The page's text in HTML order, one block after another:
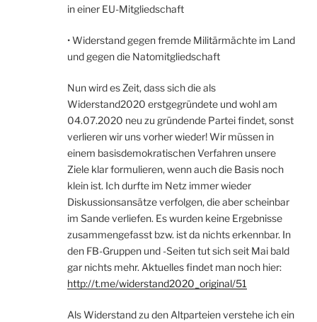
in einer EU-Mitgliedschaft
• Widerstand gegen fremde Militärmächte im Land
und gegen die Natomitgliedschaft
Nun wird es Zeit, dass sich die als
Widerstand2020 erstgegründete und wohl am
04.07.2020 neu zu gründende Partei findet, sonst
verlieren wir uns vorher wieder! Wir müssen in
einem basisdemokratischen Verfahren unsere
Ziele klar formulieren, wenn auch die Basis noch
klein ist. Ich durfte im Netz immer wieder
Diskussionsansätze verfolgen, die aber scheinbar
im Sande verliefen. Es wurden keine Ergebnisse
zusammengefasst bzw. ist da nichts erkennbar. In
den FB-Gruppen und -Seiten tut sich seit Mai bald
gar nichts mehr. Aktuelles findet man noch hier:
http://t.me/widerstand2020_original/51
Als Widerstand zu den Altparteien verstehe ich ein